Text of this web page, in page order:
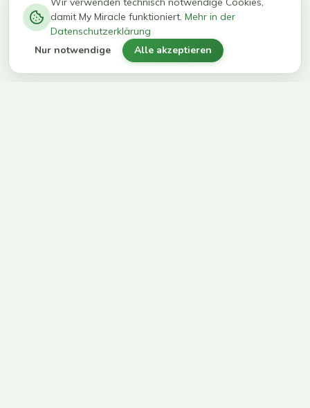
kg in 12
Wochen
erreichen
ihr Ziel
damit My Miracle funktioniert. Mehr in der
Datenschutzerklärung
Nur notwendige Alle akzeptieren